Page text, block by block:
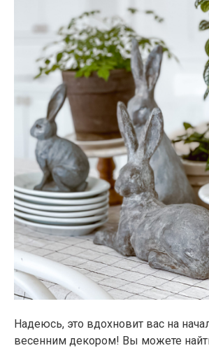
Надеюсь, это вдохновит вас на
весенним декором! Вы можете